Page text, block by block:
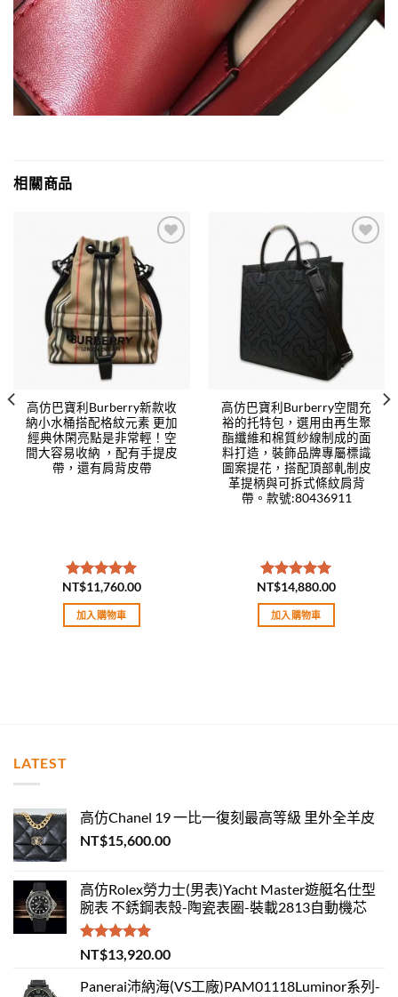
相關商品
wishlist
高仿巴寶利Burberry新款收
納小水桶搭配格紋元素 更加
經典休閑亮點是非常輕！空
間大容易收納 ，配有手提皮
帶，還有肩背皮帶
評分5.00
滿分 5
NT$11,760.00
加入購物車
wishlist
高仿巴寶利Burberry空間充
裕的托特包，選用由再生聚
酯纖維和棉質紗線制成的面
料打造，裝飾品牌專屬標識
圖案提花，搭配頂部軋制皮
革提柄與可拆式條紋肩背
帶。款號:80436911
評分5.00
滿分 5
NT$14,880.00
加入購物車
LATEST
高仿Chanel 19 一比一復刻最高等級 里外全羊皮
NT$15,600.00
高仿Rolex勞力士(男表)Yacht Master遊艇名仕型
腕表 不銹鋼表殼-陶瓷表圈-裝載2813自動機芯
評分5.00
滿分 5
NT$13,920.00
Panerai沛納海(VS工廠)PAM01118Luminor系列-